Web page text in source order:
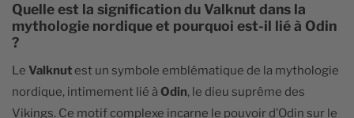
Quelle est la signification du Valknut dans la
mythologie nordique et pourquoi est-il lié à Odin
?
Le Valknut est un symbole emblématique de la mythologie
nordique, intimement lié à Odin, le dieu suprême des
Vikings. Ce motif complexe incarne le pouvoir d’Odin sur le